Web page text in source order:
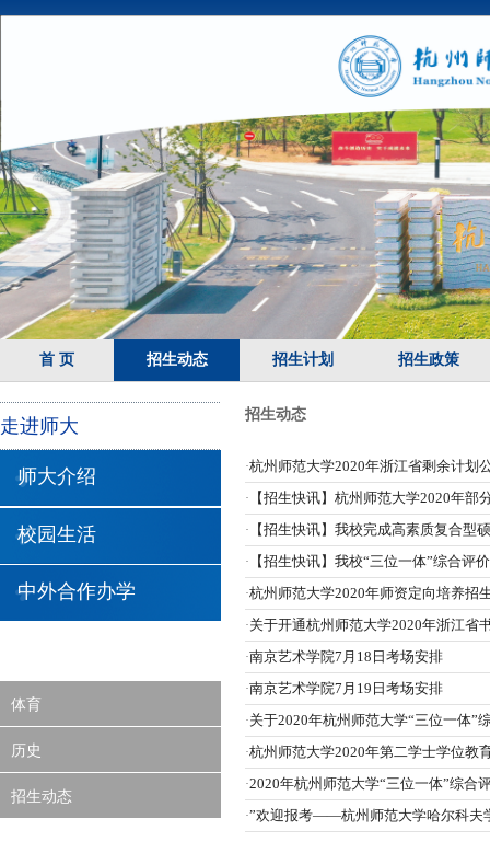
首 页 招生动态 招生计划 招生政策
走进师大
师大介绍
校园生活
中外合作办学
体育
历史
招生动态
招生动态
·杭州师范大学2020年浙江省剩余计划
· 【招生快讯】杭州师范大学2020年
· 【招生快讯】我校完成高素质复合型
· 【招生快讯】我校“三位一体”综合评
·杭州师范大学2020年师资定向培养招
·关于开通杭州师范大学2020年浙江省
·南京艺术学院7月18日考场安排
·南京艺术学院7月19日考场安排
·关于2020年杭州师范大学“三位一体”
·杭州师范大学2020年第二学士学位教
·2020年杭州师范大学“三位一体”综合
·”欢迎报考——杭州师范大学哈尔科夫